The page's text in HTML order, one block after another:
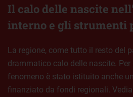
Il calo delle nascite
interno e gli strumenti
La regione, come tutto il resto del
drammatico calo delle nascite. Per
fenomeno è stato istituito anche
finanziato da fondi regionali.